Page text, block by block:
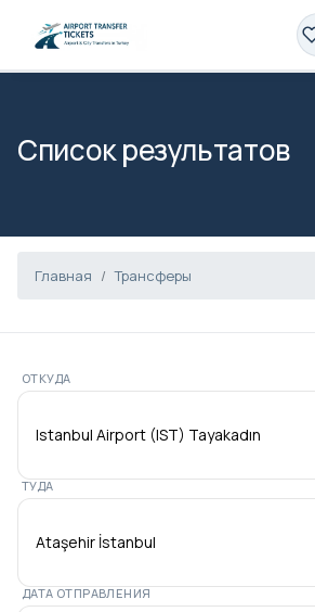
Список результатов
Главная Трансферы
ОТКУДА
ТУДА
ДАТА ОТПРАВЛЕНИЯ